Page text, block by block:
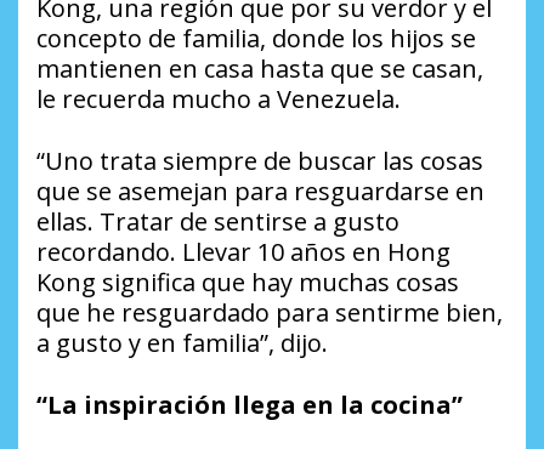
Kong, una región que por su verdor y el
concepto de familia, donde los hijos se
mantienen en casa hasta que se casan,
le recuerda mucho a Venezuela.
“Uno trata siempre de buscar las cosas
que se asemejan para resguardarse en
ellas. Tratar de sentirse a gusto
recordando. Llevar 10 años en Hong
Kong significa que hay muchas cosas
que he resguardado para sentirme bien,
a gusto y en familia”, dijo.
“La inspiración llega en la cocina”